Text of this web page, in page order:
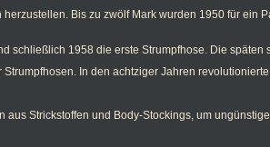
herzustellen. Bis zu zwölf Mark wurden 1950 für ein
schließlich 1958 die erste Strumpfhose. Die
Strumpfhosen. In den achtziger Jahren
aus Strickstoffen und Body-Stockings, um